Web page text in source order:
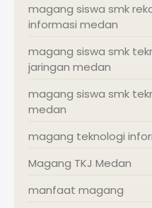
magang siswa smk
informasi medan
magang siswa smk
jaringan medan
magang siswa smk
medan
magang teknologi
Magang TKJ Medan
manfaat magang